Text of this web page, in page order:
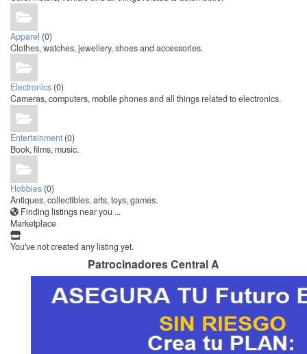
Apparel (0)
Clothes, watches, jewellery, shoes and accessories.
Electronics (0)
Cameras, computers, mobile phones and all things related to electronics.
Entertainment (0)
Book, films, music.
Hobbies (0)
Antiques, collectibles, arts, toys, games.
Finding listings near you ...
Marketplace
You've not created any listing yet.
Patrocinadores Central A